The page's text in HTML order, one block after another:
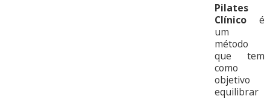
Pilates
Clínicoé
um
método
que tem
como
objetivo
equilibrar